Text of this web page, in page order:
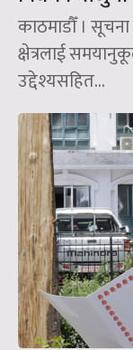
काठमाडौँ ।
क्षेत्रलाई
उद्देश्यसहित...